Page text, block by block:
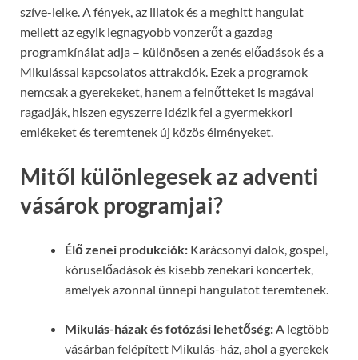
szíve-lelke. A fények, az illatok és a meghitt hangulat
mellett az egyik legnagyobb vonzerőt a gazdag
programkínálat adja – különösen a zenés előadások és a
Mikulással kapcsolatos attrakciók. Ezek a programok
nemcsak a gyerekeket, hanem a felnőtteket is magával
ragadják, hiszen egyszerre idézik fel a gyermekkori
emlékeket és teremtenek új közös élményeket.
Mitől különlegesek az adventi
vásárok programjai?
Élő zenei produkciók: Karácsonyi dalok, gospel,
kóruselőadások és kisebb zenekari koncertek,
amelyek azonnal ünnepi hangulatot teremtenek.
Mikulás-házak és fotózási lehetőség:A legtöbb
vásárban felépített Mikulás-ház, ahol a gyerekek